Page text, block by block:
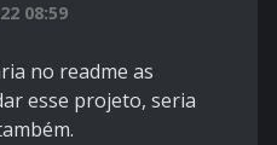
08:59
no readme as
esse projeto, seria